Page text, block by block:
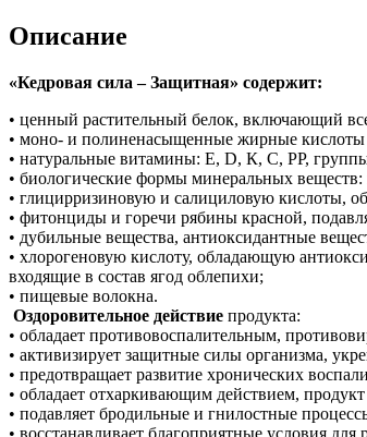
Описание
«Кедровая сила – Защитная» содержит:
• ценный растительный белок, включающий
• моно- и полиненасыщенные жирные
• натуральные витамины: Е, D, К, С, РР,
• биологические формы минеральных веществ:
• глицирризиновую и салициловую кислоты,
• фитонциды и горечи рябины красной,
• дубильные вещества, антиоксидантные
• хлорогеновую кислоту, обладающую
входящие в состав ягод облепихи;
• пищевые волокна.
Оздоровительное действие продукта:
• обладает противовоспалительным,
• активизирует защитные силы организма,
• предотвращает развитие хронических
• обладает отхаркивающим действием,
• подавляет бродильные и гнилостные
• восстанавливает благоприятные условия